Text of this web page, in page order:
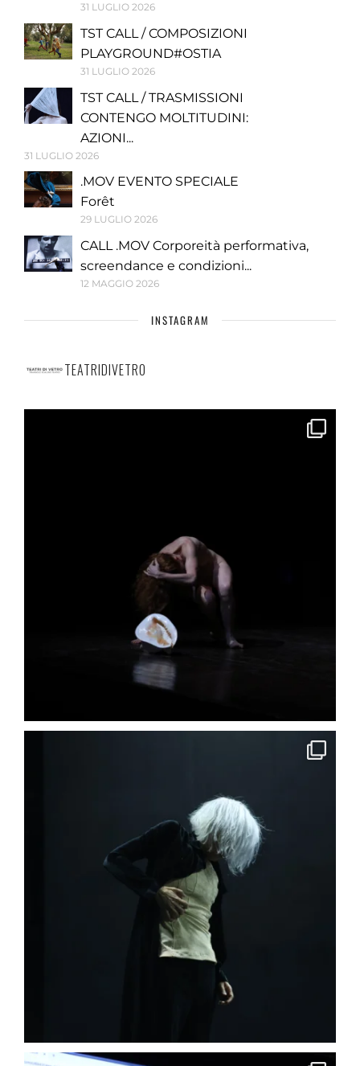
31 LUGLIO 2026
TST CALL / COMPOSIZIONI
PLAYGROUND#OSTIA
31 LUGLIO 2026
TST CALL / TRASMISSIONI
CONTENGO MOLTITUDINI:
AZIONI...
31 LUGLIO 2026
.MOV EVENTO SPECIALE
Forêt
29 LUGLIO 2026
CALL .MOV Corporeità performativa,
screendance e condizioni...
12 MAGGIO 2026
INSTAGRAM
TEATRIDIVETRO